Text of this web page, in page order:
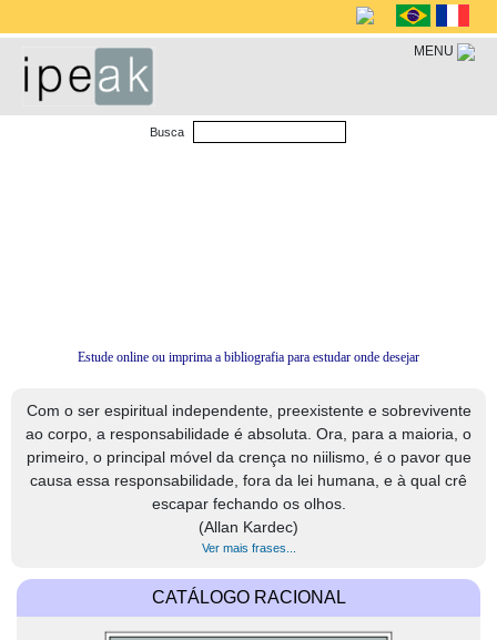
MENU
Busca
Estude online ou imprima a bibliografia para estudar onde desejar
Com o ser espiritual independente, preexistente e sobrevivente
ao corpo, a responsabilidade é absoluta. Ora, para a maioria, o
primeiro, o principal móvel da crença no niilismo, é o pavor que
causa essa responsabilidade, fora da lei humana, e à qual crê
escapar fechando os olhos.
(Allan Kardec)
Ver mais frases...
CATÁLOGO RACIONAL